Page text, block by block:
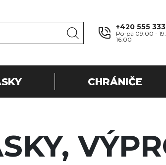
+420 555
Po-pá 09:00 -
16:00
CHRÁNIČE